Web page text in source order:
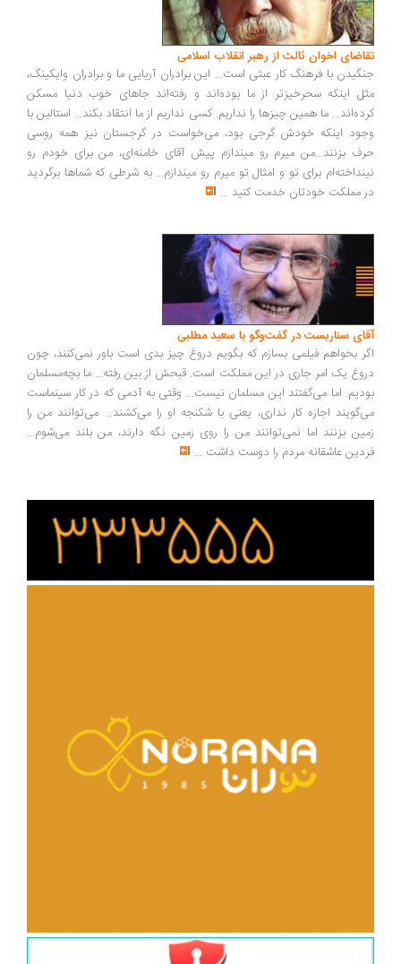
اخوان ثالث از رهبر انقلاب اسلامی
با فرهنگ کار عبثی است... این برادران آریایی ما و برادران وایکینگ،
اینکه سحرخیزتر از ما بوده‌اند و رفته‌اند جاهای خوب دنیا مسکن
ما همین چیزها را نداریم. کسی نداریم از ما انتقاد بکند... استالین با
اینکه خودش گرجی بود، می‌خواست در گرجستان نیز همه روسی
بزنند...من میرم رو میندازم پیش آقای خامنه‌ای، من برای خودم رو
برای تو و امثال تو میرم رو میندازم... به شرطی که شماها برگردید
مملکت خودتان خدمت کنید...
سناریست در گفت‌وگو با سعید مطلبی
بخواهم فیلمی بسازم که بگویم دروغ چیز بدی است باور نمی‌کنند، چون
یک امر جاری در این مملکت است. قبحش از بین رفته... ما بچه‌مسلمان
اما می‌گفتند این مسلمان نیست... وقتی به آدمی که در کار سینماست
اجازه کار نداری، یعنی با شکنجه او را می‌کشند... می‌توانند من را
بزنند اما نمی‌توانند من را روی زمین نگه دارند، من بلند می‌شوم...
عاشقانه مردم را دوست داشت ...